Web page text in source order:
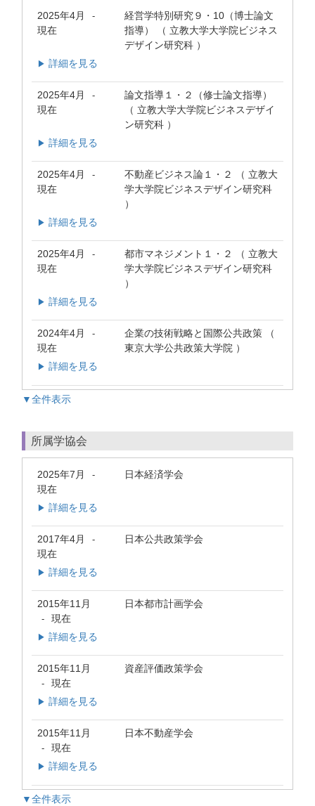
2025年4月 -
現在
経営学特別研究９・10（博士論文
指導） （ 立教大学大学院ビジネス
デザイン研究科 ）
▶ 詳細を見る
2025年4月 -
現在
論文指導１・２（修士論文指導）
（ 立教大学大学院ビジネスデザイ
ン研究科 ）
▶ 詳細を見る
2025年4月 -
現在
不動産ビジネス論１・２ （ 立教大
学大学院ビジネスデザイン研究科
）
▶ 詳細を見る
2025年4月 -
現在
都市マネジメント１・２ （ 立教大
学大学院ビジネスデザイン研究科
）
▶ 詳細を見る
2024年4月 -
現在
企業の技術戦略と国際公共政策 （
東京大学公共政策大学院 ）
▶ 詳細を見る
▼全件表示
所属学協会
2025年7月 -
現在
日本経済学会
▶ 詳細を見る
2017年4月 -
現在
日本公共政策学会
▶ 詳細を見る
2015年11月
- 現在
日本都市計画学会
▶ 詳細を見る
2015年11月
- 現在
資産評価政策学会
▶ 詳細を見る
2015年11月
- 現在
日本不動産学会
▶ 詳細を見る
▼全件表示